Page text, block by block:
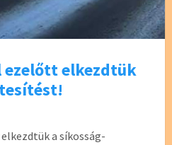
ezelőtt elkezdtük
a síkosság-